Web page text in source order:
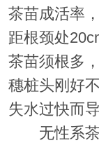
茶苗成活率
距根颈处
茶苗须根多
穗桩头刚好
失水过快而
无性系茶